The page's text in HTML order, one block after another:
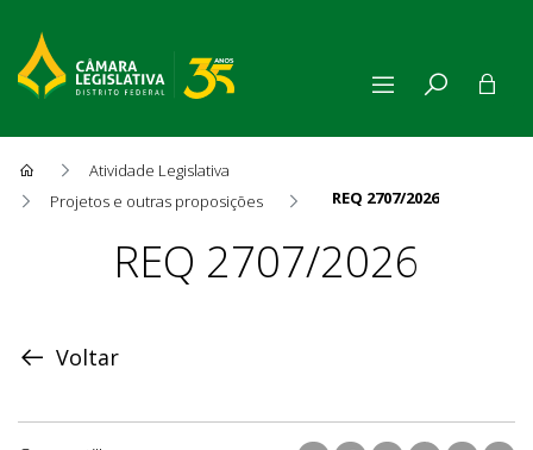
Atividade Legislativa
Projetos e outras proposições
REQ 2707/2026
ProposiçãoREQ 2707/2026
Voltar